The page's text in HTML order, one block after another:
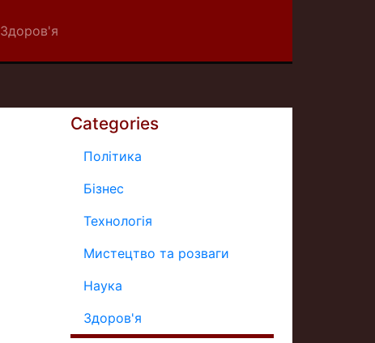
Здоров'я
Categories
Політика
Бізнес
Технологія
Мистецтво та розваги
Наука
Здоров'я